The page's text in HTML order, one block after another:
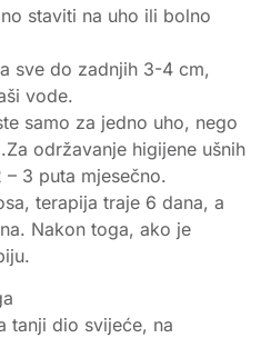
staviti na uho ili bolno
sve do zadnjih 3-4 cm,
vode.
samo za jedno uho, nego
održavanje higijene ušnih
3 puta mjesečno.
terapija traje 6 dana, a
Nakon toga, ako je
tanji dio svijeće, na